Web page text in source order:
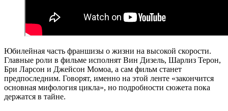
Юбилейная часть франшизы о жизни на высокой скорости.
Главные роли в фильме исполнят Вин Дизель, Шарлиз Терон,
Бри Ларсон и Джейсон Момоа, а сам фильм станет
предпоследним. Говорят, именно на этой ленте «закончится
основная мифология цикла», но подробности сюжета пока
держатся в тайне.